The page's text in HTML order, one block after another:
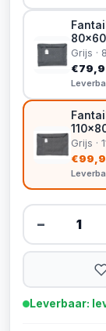
Grijs ·
Grijs ·
−
Leverbaar: